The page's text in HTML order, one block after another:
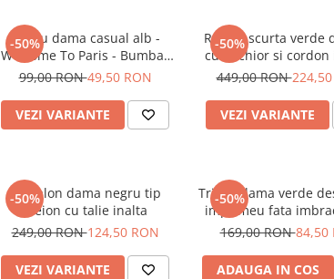
-50%
Tricou dama casual alb -
Welcome To Paris - Bumbac
Organic
99,00 RON49,50 RON
VEZI VARIANTE
-50%
Rochie scurta verde
cu anchior si
449,00 RON
VEZI VARIANTE
-50%
Pantalon dama negru tip
creion cu talie inalta
249,00 RON124,50 RON
VEZI VARIANTE
-50%
Tricou dama verde
imprimeu fata
alb si inghetata in
169,00 RON84,50
ADAUGA IN COS